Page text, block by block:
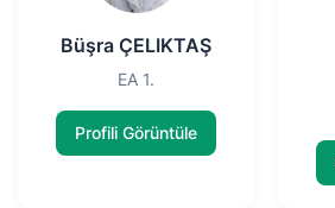
Büşra ÇELIKTAŞ
EA 1.
Profili Görüntüle